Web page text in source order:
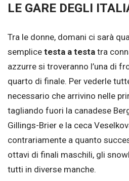
LE GARE DEGLI
Tra le donne, domani ci sarà
semplice testa a testa tra
azzurre si troveranno l’una di
quarto di finale. Per vederle
necessario che arrivino nelle
tagliando fuori la canadese
Gillings-Brier e la ceca
contrariamente a quanto
ottavi di finali maschili, gli
tutti in diverse manche.